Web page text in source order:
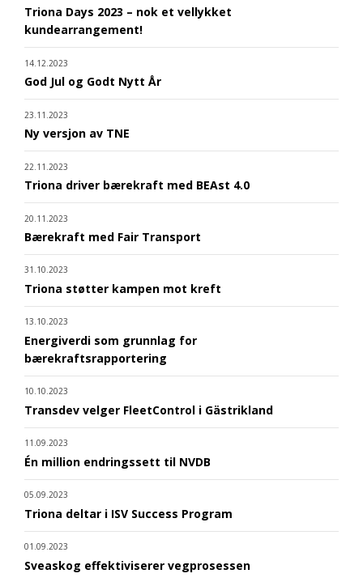
Triona Days 2023 – nok et vellykket
kundearrangement!
14.12.2023
God Jul og Godt Nytt År
23.11.2023
Ny versjon av TNE
22.11.2023
Triona driver bærekraft med BEAst 4.0
20.11.2023
Bærekraft med Fair Transport
31.10.2023
Triona støtter kampen mot kreft
13.10.2023
Energiverdi som grunnlag for
bærekraftsrapportering
10.10.2023
Transdev velger FleetControl i Gästrikland
11.09.2023
Én million endringssett til NVDB
05.09.2023
Triona deltar i ISV Success Program
01.09.2023
Sveaskog effektiviserer vegprosessen